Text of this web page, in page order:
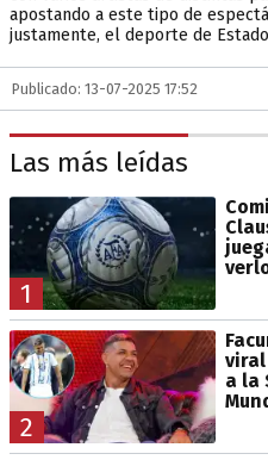
apostando a este tipo de
justamente, el deporte de
Publicado: 13-07-2025 17:52
Las más leídas
1
2
viral
a la